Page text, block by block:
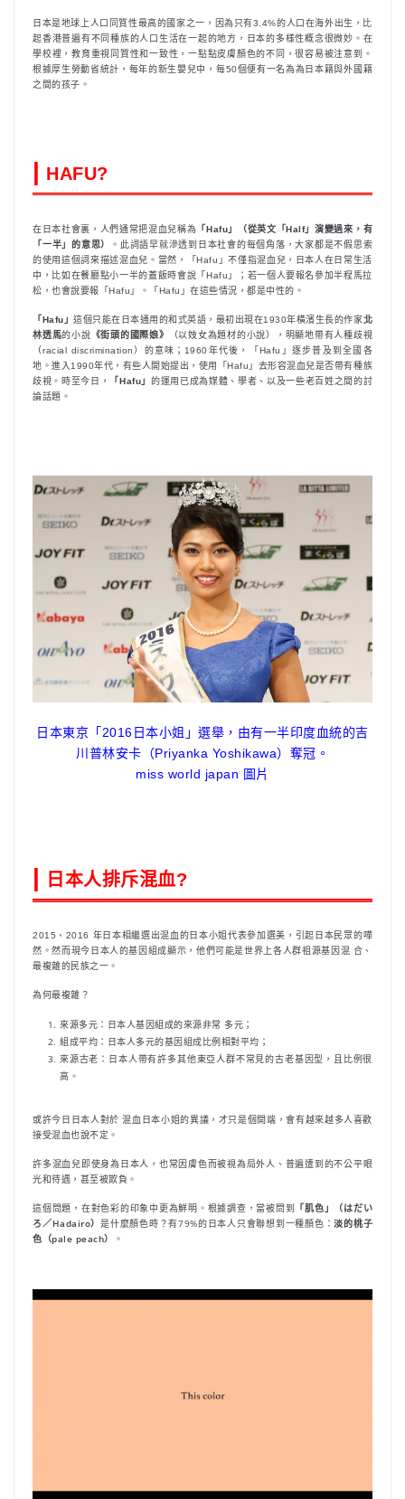
日本是地球上人口同質性最高的國家之一，因為只有3.4%的人口在海外出生，比
起香港普遍有不同種族的人口生活在一起的地方，日本的多樣性概念很微妙。在
學校裡，教育重視同質性和一致性，一點點皮膚顏色的不同，很容易被注意到。
根據厚生勞動省統計，每年的新生嬰兒中，每50個便有一名為為日本籍與外國籍
之間的孩子。
| HAFU?
在日本社會裏，人們通常把混血兒稱為 「Hafu」（從英文「Half」演變過來，有
「一半」的意思）
。此詞語早就滲透到日本社會的每個角落，大家都是不假思索
的使用這個詞來描述混血兒。當然，「Hafu」不僅指混血兒，日本人在日常生活
中，比如在餐廳點小一半的蓋飯時會說「Hafu」；若一個人要報名參加半程馬拉
松，也會說要報「Hafu」。「Hafu」在這些情況，都是中性的。
「Hafu」這個只能在日本通用的和式英語，最初出現在1930年橫濱生長的作家北
林透馬的小說 《街頭的國際娘》
（以妓女為題材的小說），明顯地帶有人種歧視
（racial discrimination）的意味；1960年代後，「Hafu」逐步普及到全國各
地。進入1990年代，有些人開始提出，使用「Hafu」去形容混血兒是否帶有種族
歧視。時至今日，
「Hafu」 的運用已成為媒體、學者、以及一些老百姓之間的討
論話題。
日本東京「2016日本小姐」選舉，由有一半印度血統的吉
川普林安卡（Priyanka Yoshikawa）奪冠。
miss world japan 圖片
日本人排斥混血?
2015、2016 年日本相繼選出混血的日本小姐代表參加選美，引起日本民眾的嘩
然。然而現今日本人的基因組成顯示，他們可能是世界上各人群祖源基因混 合、
最複雜的民族之一。
為何最複雜？
來源多元：日本人基因組成的來源非常 多元；
組成平均：日本人多元的基因組成比例相對平均；
來源古老：日本人帶有許多其他東亞人群不常見的古老基因型，且比例很
高。
或許今日日本人對於 混血日本小姐的異議，才只是個開端，會有越來越多人喜歡
接受混血也說不定。
許多混血兒即使身為日本人，也常因膚色而被視為局外人、普遍遭到的不公平眼
光和待遇，甚至被欺負。
這個問題，在對色彩的印象中更為鮮明。根據調查，當被問到 「肌色」（はだい
ろ／Hadairo） 是什麼顏色時？有79%的日本人只會聯想到一種顏色：淡的桃子
色（pale peach）
。